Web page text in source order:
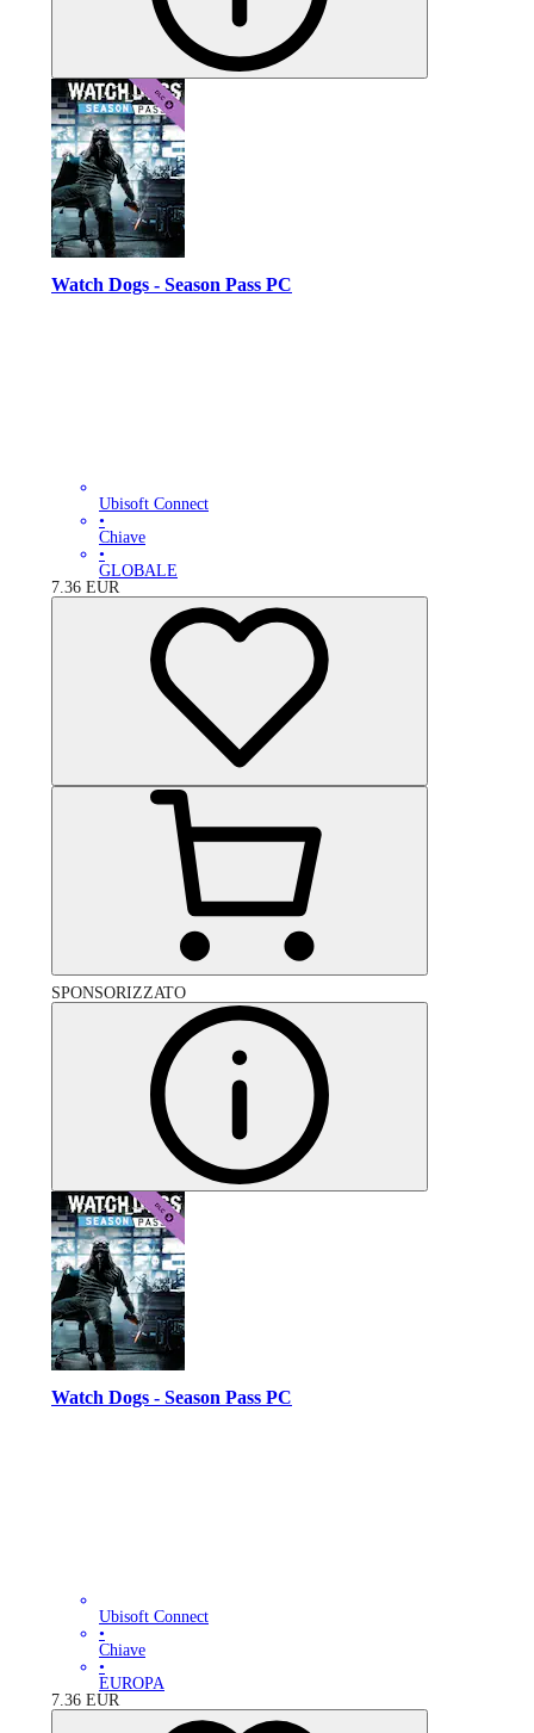
Watch Dogs - Season Pass PC
Ubisoft Connect
•
Chiave
•
GLOBALE
7.36 EUR
SPONSORIZZATO
Watch Dogs - Season Pass PC
Ubisoft Connect
•
Chiave
•
EUROPA
7.36 EUR